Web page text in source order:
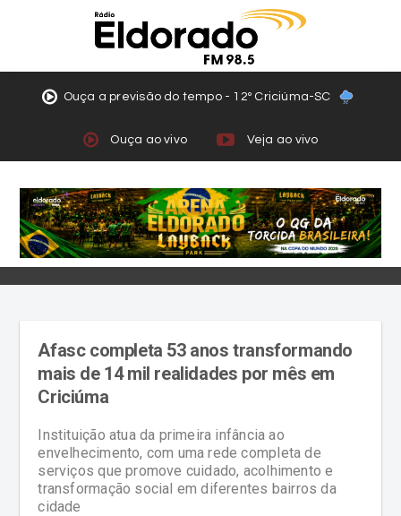
Ouça a previsão do tempo - 12º Criciúma-SC
Ouça ao vivo Veja ao vivo
Afasc completa 53 anos transformando
mais de 14 mil realidades por mês em
Criciúma
Instituição atua da primeira infância ao
envelhecimento, com uma rede completa de
serviços que promove cuidado, acolhimento e
transformação social em diferentes bairros da
cidade